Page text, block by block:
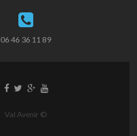
06 46 36 11 89
Val Avenir ©